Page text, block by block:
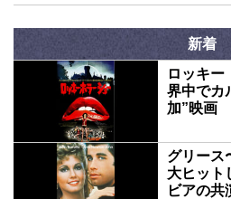
新着
ロッキー
界中でカ
加”映画
グリース
大ヒット
ビアの共